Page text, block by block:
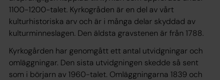
1100-1200-talet. Kyrkogråden är en del av vårt
kulturhistoriska arv och är i många delar skyddad av
kulturminneslagen. Den äldsta gravstenen är från 1788.
Kyrkogården har genomgått ett antal utvidgningar och
omläggningar. Den sista utvidgningen skedde så sent
som i börjarn av 1960-talet. Omläggningarna 1839 och